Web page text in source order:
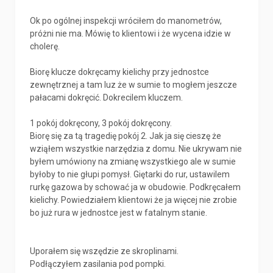
Ok po ogólnej inspekcji wróciłem do manometrów,
próżni nie ma. Mówię to klientowi i że wycena idzie w
cholerę.
Biorę klucze dokręcamy kielichy przy jednostce
zewnętrznej a tam luz że w sumie to mogłem jeszcze
pałacami dokręcić. Dokrecilem kluczem.
1 pokój dokręcony, 3 pokój dokręcony.
Biorę się za tą tragedię pokój 2. Jak ja się cieszę że
wziąłem wszystkie narzędzia z domu. Nie ukrywam nie
byłem umówiony na zmianę wszystkiego ale w sumie
byłoby to nie głupi pomysł. Giętarki do rur, ustawilem
rurkę gazowa by schować ja w obudowie. Podkręcałem
kielichy. Powiedziałem klientowi że ja więcej nie zrobie
bo już rura w jednostce jest w fatalnym stanie.
Uporałem się wszędzie ze skroplinami.
Podłączyłem zasilania pod pompki.